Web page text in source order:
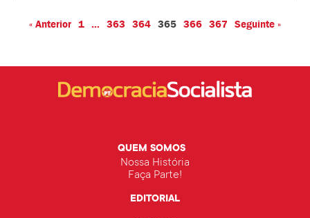
« Anterior 1 … 363 364 365 366 367 Seguinte »
QUEM SOMOS
Nossa História
Faça Parte!
EDITORIAL